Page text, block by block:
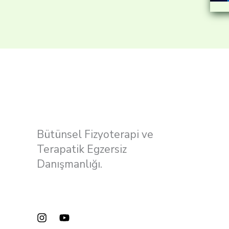
Bütünsel Fizyoterapi ve
Terapatik Egzersiz
Danışmanlığı.